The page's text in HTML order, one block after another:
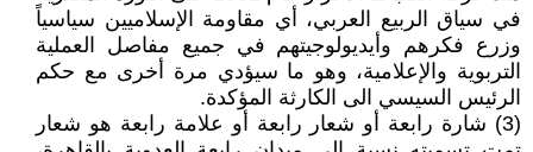
في سياق الربيع العربي، أي مقاومة الإسلاميين سياسياً
وزرع فكرهم وأيديولوجيتهم في جميع مفاصل العملية
التربوية والإعلامية، وهو ما سيؤدي مرة أخرى مع حكم
الرئيس السيسي الى الكارثة المؤكدة.
(3) شارة رابعة أو شعار رابعة أو علامة رابعة هو شعار